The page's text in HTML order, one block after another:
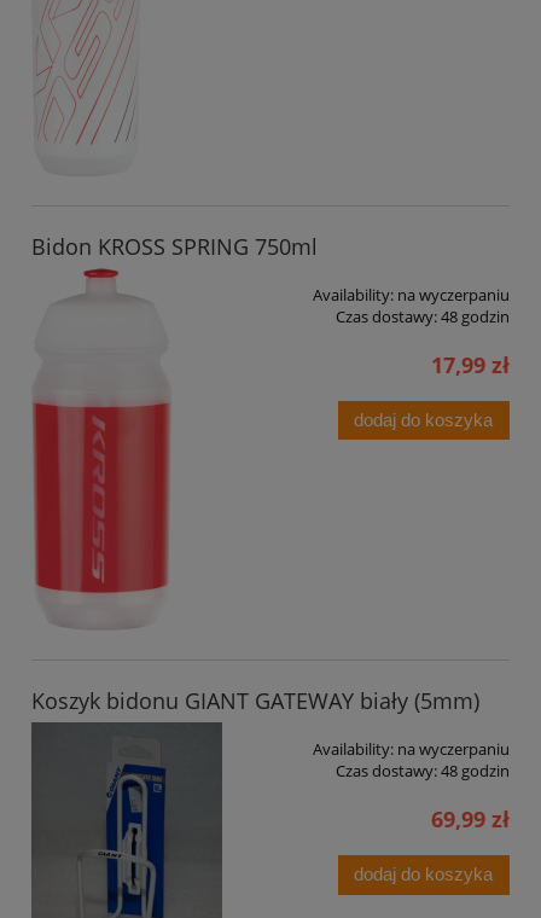
Bidon KROSS SPRING 750ml
Availability: na wyczerpaniu
Czas dostawy:48 godzin
17,99 zł
dodaj do koszyka
Koszyk bidonu GIANT GATEWAY biały (5mm)
Availability: na wyczerpaniu
Czas dostawy:48 godzin
69,99 zł
dodaj do koszyka